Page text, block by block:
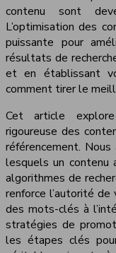
contenu sont
L’optimisation des
puissante pour
résultats de
et en établissant
comment tirer le
Cet article
rigoureuse des
référencement.
lesquels un contenu
algorithmes de
renforce l’autorité
des mots-clés à
stratégies de
les étapes clés